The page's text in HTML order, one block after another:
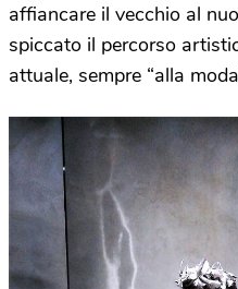
affiancare il vecchio al
spiccato il percorso
attuale, sempre “alla